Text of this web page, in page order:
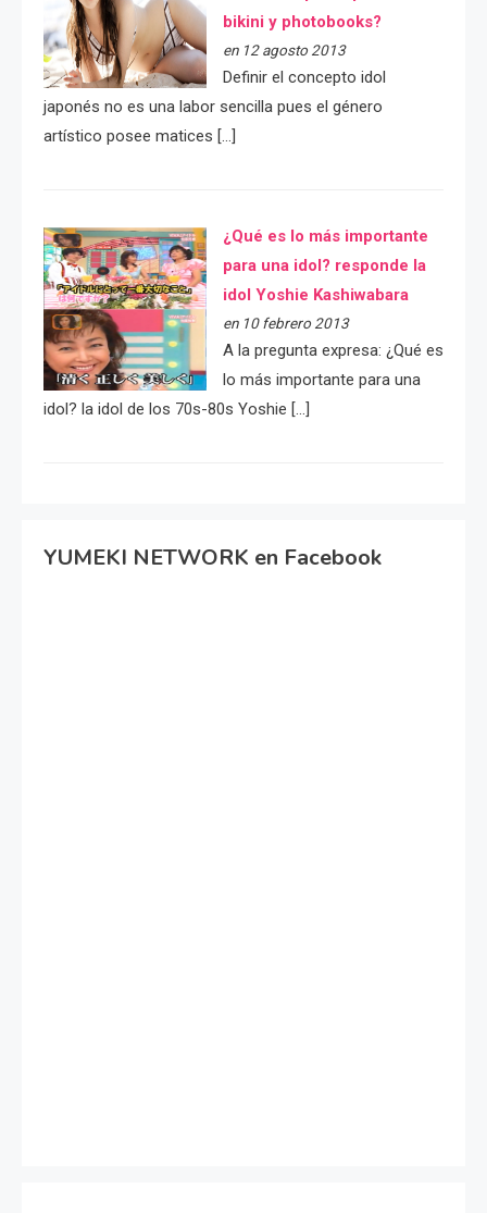
bikini y photobooks?
en 12 agosto 2013
Definir el concepto idol
japonés no es una labor sencilla pues el género
artístico posee matices […]
¿Qué es lo más importante
para una idol? responde la
idol Yoshie Kashiwabara
en 10 febrero 2013
A la pregunta expresa: ¿Qué es
lo más importante para una
idol? la idol de los 70s-80s Yoshie […]
YUMEKI NETWORK en Facebook